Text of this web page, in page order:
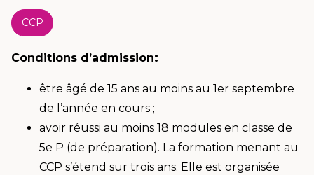
CCP
Conditions d’admission:
être âgé de 15 ans au moins au 1er septembre
de l’année en cours ;
avoir réussi au moins 18 modules en classe de
5e P (de préparation). La formation menant au
CCP s’étend sur trois ans. Elle est organisée